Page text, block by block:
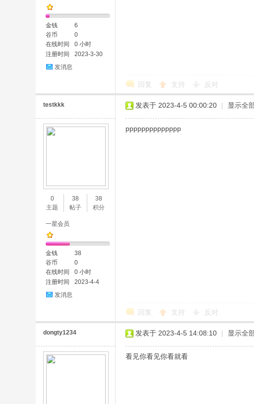
金钱
6
谷币
0
在线时间
0 小时
注册时间
2023-3-30
发消息
回复 支持 反对
testkkk
0
主题
38
帖子
38
积分
一星会员
金钱
38
谷币
0
在线时间
0 小时
注册时间
2023-4-4
发消息
发表于 2023-4-5 00:00:20 | 显示全
pppppppppppppp
回复 支持 反对
dongty1234 发表于 2023-4-5 14:08:10 | 显示全
看见你看见你看就看